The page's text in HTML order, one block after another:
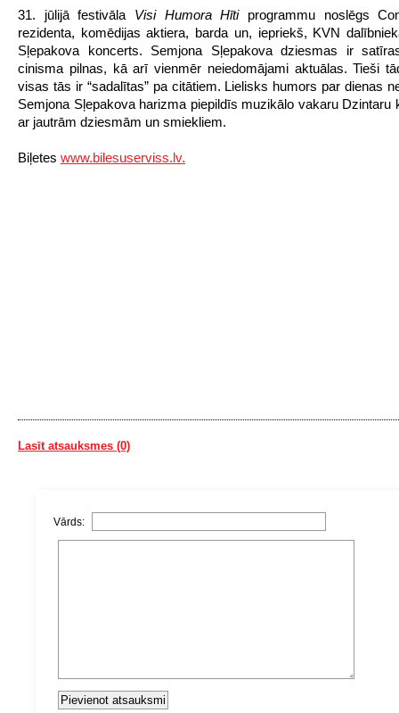
31. jūlijā festivāla Visi Humora Hītiprogrammu noslēgs
rezidenta, komēdijas aktiera, barda un, iepriekš, KVN
Sļepakova koncerts. Semjona Sļepakova dziesmas ir
cinisma pilnas, kā arī vienmēr neiedomājami aktuālas. Tieši
visas tās ir “sadalītas” pa citātiem. Lielisks humors par dienas
Semjona Sļepakova harizma piepildīs muzikālo vakaru Dzintaru
ar jautrām dziesmām un smiekliem.
Biļetes www.bilesuserviss.lv.
Lasīt atsauksmes (0)
Vārds: